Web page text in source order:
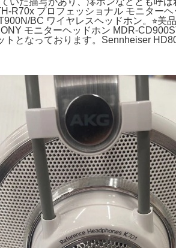
R70x プロフェッショナル モニター
BC ワイヤレスヘッドホン。⭐︎美
モニターヘッドホン MDR-
となっております。Sennheiser